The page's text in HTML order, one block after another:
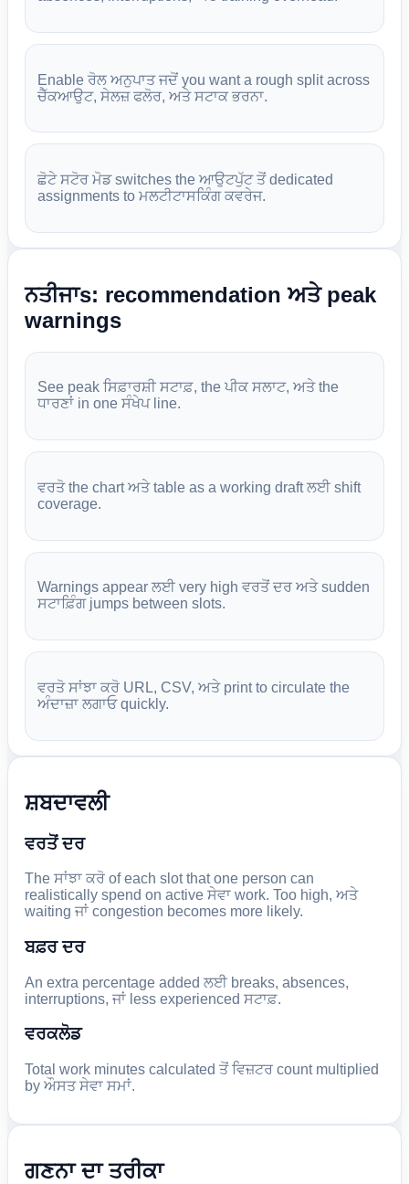
Enable ਰੋਲ ਅਨੁਪਾਤ ਜਦੋਂ you want a rough split across
ਚੈੱਕਆਉਟ, ਸੇਲਜ਼ ਫਲੋਰ, ਅਤੇ ਸਟਾਕ ਭਰਨਾ.
ਛੋਟੇ ਸਟੋਰ ਮੋਡ switches the ਆਉਟਪੁੱਟ ਤੋਂ dedicated
assignments to ਮਲਟੀਟਾਸਕਿੰਗ ਕਵਰੇਜ.
ਨਤੀਜਾs: recommendation ਅਤੇ peak
warnings
See peak ਸਿਫ਼ਾਰਸ਼ੀ ਸਟਾਫ਼, the ਪੀਕ ਸਲਾਟ, ਅਤੇ the
ਧਾਰਣਾਂ in one ਸੰਖੇਪ line.
ਵਰਤੋ the chart ਅਤੇ table as a working draft ਲਈ shift
coverage.
Warnings appear ਲਈ very high ਵਰਤੋਂ ਦਰ ਅਤੇ sudden
ਸਟਾਫ਼ਿੰਗ jumps between slots.
ਵਰਤੋ ਸਾਂਝਾ ਕਰੋ URL, CSV, ਅਤੇ print to circulate the
ਅੰਦਾਜ਼ਾ ਲਗਾਓ quickly.
ਸ਼ਬਦਾਵਲੀ
ਵਰਤੋਂ ਦਰ
The ਸਾਂਝਾ ਕਰੋ of each slot that one person can
realistically spend on active ਸੇਵਾ work. Too high, ਅਤੇ
waiting ਜਾਂ congestion becomes more likely.
ਬਫ਼ਰ ਦਰ
An extra percentage added ਲਈ breaks, absences,
interruptions, ਜਾਂ less experienced ਸਟਾਫ਼.
ਵਰਕਲੋਡ
Total work minutes calculated ਤੋਂ ਵਿਜ਼ਟਰ count multiplied
by ਔਸਤ ਸੇਵਾ ਸਮਾਂ.
ਗਣਨਾ ਦਾ ਤਰੀਕਾ